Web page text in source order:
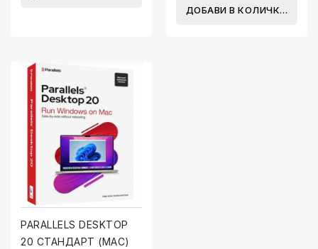
ДОБАВИ В КОЛИЧКАТА
PARALLELS DESKTOP
20 СТАНДАРТ (MAC)